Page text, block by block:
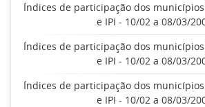
Índices de participação dos municípios
e IPI - 10/02 a 08/03/
Índices de participação dos municípios
e IPI - 10/02 a 08/03/
Índices de participação dos municípios
e IPI - 10/02 a 08/03/